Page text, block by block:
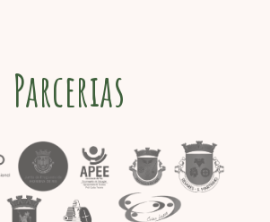
Parcerias